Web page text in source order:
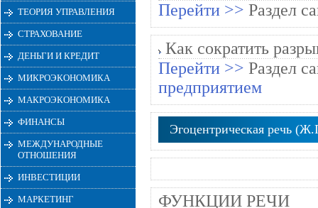
ТЕОРИЯ УПРАВЛЕНИЯ
СТРАХОВАНИЕ
ДЕНЬГИ И КРЕДИТ
МИКРОЭКОНОМИКА
МАКРОЭКОНОМИКА
ФИНАНСЫ
МЕЖДУНАРОДНЫЕ
ОТНОШЕНИЯ
ИНВЕСТИЦИИ
МАРКЕТИНГ
Перейти >> Раздел
Как сократить
Перейти >> Раздел
предприятием
Эгоцентрическая речь
ФУНКЦИИ РЕЧИ